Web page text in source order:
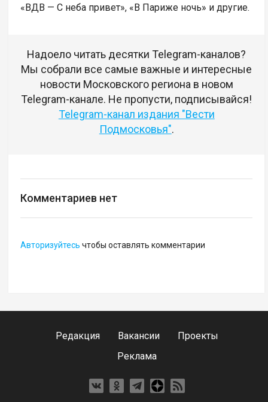
«ВДВ — С неба привет», «В Париже ночь» и другие.
Надоело читать десятки Telegram-каналов?
Мы собрали все самые важные и интересные
новости Московского региона в новом
Telegram-канале. Не пропусти, подписывайся!
Telegram-канал издания "Вести
Подмосковья".
Комментариев нет
Авторизуйтесь чтобы оставлять комментарии
Редакция Вакансии
Проекты
Реклама